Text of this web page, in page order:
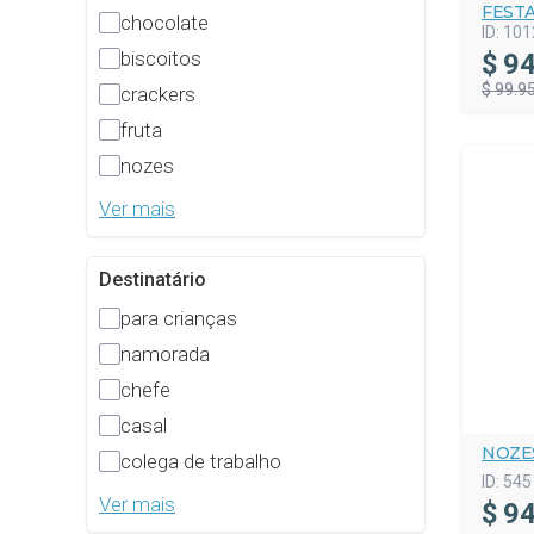
chocolate
biscoitos
crackers
fruta
nozes
Ver mais
Destinatário
para crianças
namorada
chefe
casal
colega de trabalho
Ver mais
ID:
$
$
ID: 545
$